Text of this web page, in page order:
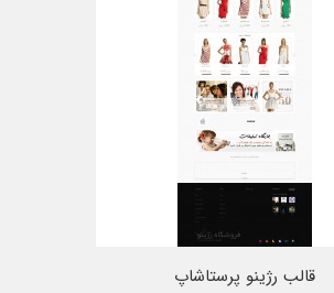
قالب رژینو پرستاشاپ